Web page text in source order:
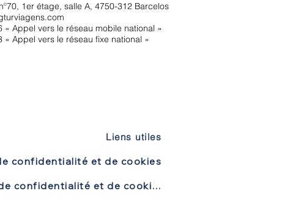
1er étage, salle A, 4750-312 Barcelos
« Appel vers le réseau mobile national »
« Appel vers le réseau fixe national »
Liens utiles
confidentialité et de cookies
Politique de confidentialité et de cookies